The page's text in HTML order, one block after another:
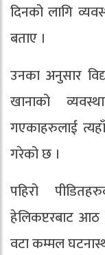
दिनको लागि
बताए ।
उनका अनुसार
खानाको
गएकाहरुलाई
गरेको छ ।
पहिरो
हेलिकप्टरबाट आठ
वटा कम्मल